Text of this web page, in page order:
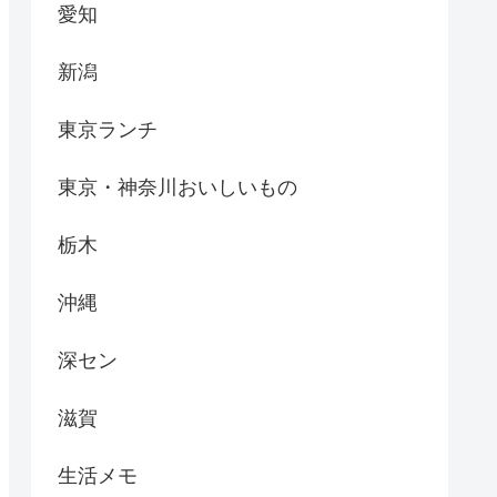
愛知
新潟
東京ランチ
東京・神奈川おいしいもの
栃木
沖縄
深セン
滋賀
生活メモ